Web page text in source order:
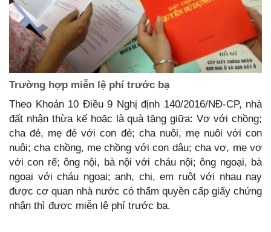
Trường hợp miễn lệ phí trước bạ
Theo Khoản 10 Điều 9 Nghị định 140/2016/NĐ-CP, nhà
đất nhận thừa kế hoặc là quà tặng giữa: Vợ với chồng;
cha đẻ, mẹ đẻ với con đẻ; cha nuôi, mẹ nuôi với con
nuôi; cha chồng, mẹ chồng với con dâu; cha vợ, mẹ vợ
với con rể; ông nội, bà nội với cháu nội; ông ngoại, bà
ngoại với cháu ngoại; anh, chị, em ruột với nhau nay
được cơ quan nhà nước có thẩm quyền cấp giấy chứng
nhận thì được miễn lệ phí trước bạ.